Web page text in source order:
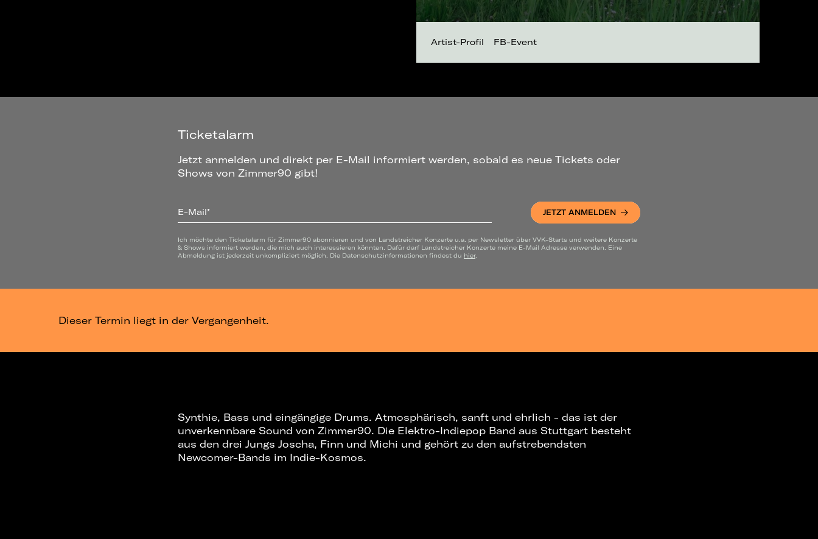
Artist-Profil FB-Event
Ticketalarm
Jetzt anmelden und direkt per E-Mail informiert werden, sobald es neue Tickets oder
Shows von Zimmer90 gibt!
E-Mail* JETZT ANMELDEN
Ich möchte den Ticketalarm für Zimmer90 abonnieren und von Landstreicher Konzerte u.a. per Newsletter über VVK-Starts und weitere Konzerte
& Shows informiert werden, die mich auch interessieren könnten. Dafür darf Landstreicher Konzerte meine E-Mail Adresse verwenden. Eine
Abmeldung ist jederzeit unkompliziert möglich. Die Datenschutzinformationen findest du hier.
Dieser Termin liegt in der Vergangenheit.
Synthie, Bass und eingängige Drums. Atmosphärisch, sanft und ehrlich - das ist der
unverkennbare Sound von Zimmer90. Die Elektro-Indiepop Band aus Stuttgart besteht
aus den drei Jungs Joscha, Finn und Michi und gehört zu den aufstrebendsten
Newcomer-Bands im Indie-Kosmos.